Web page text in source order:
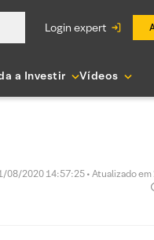
login expert
a Investir Vídeos
08/2020 14:57:25 • Atualizado